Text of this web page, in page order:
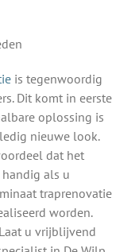
is tegenwoordig
Dit komt in eerste
oplossing is
nieuwe look.
dat het
als u
traprenovatie
worden.
u vrijblijvend